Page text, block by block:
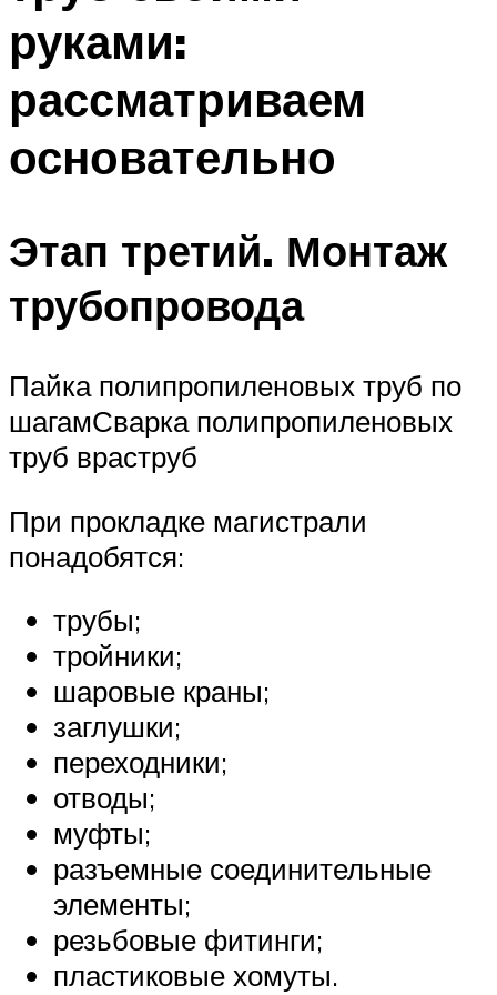
руками:
рассматриваем
основательно
Этап третий. Монтаж
трубопровода
Пайка полипропиленовых труб по
шагамСварка полипропиленовых
труб враструб
При прокладке магистрали
понадобятся:
трубы;
тройники;
шаровые краны;
заглушки;
переходники;
отводы;
муфты;
разъемные соединительные
элементы;
резьбовые фитинги;
пластиковые хомуты.